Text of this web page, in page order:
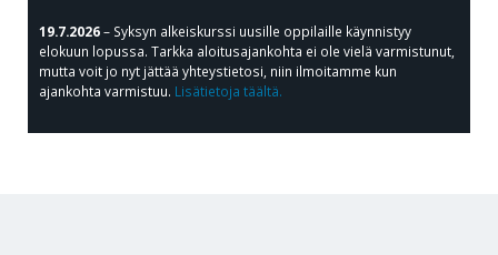
19.7.2026– Syksyn alkeiskurssi uusille oppilaille käynnistyy
elokuun lopussa. Tarkka aloitusajankohta ei ole vielä varmistunut,
mutta voit jo nyt jättää yhteystietosi, niin ilmoitamme kun
ajankohta varmistuu. Lisätietoja täältä.